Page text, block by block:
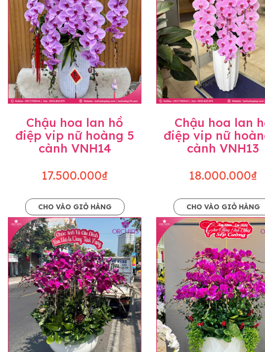
điệp đẹp và hoàn chỉnh sẽ được phối ghép từ nhiều cây hoa và
thực tế và trên hình. Cây hoa lan còn phụ thuộc theo mùa và điều
thay đổi về độ dầy hoa, thưa hoa và cách trang trí.
Orchids cam kết sản phẩm được thực hiện dựa trên mẫu đã chọn
kiểu chậu cũng như phụ kiện trang trí chúng tôi sẽ chủ động liên
giữ nguyên mức giá không thay đổi. Trường hợp không đủ thời
Chậu hoa lan hồ
điệp vip nữ hoàng 5
cành VNH14
17.500.000₫
CHO VÀO GIỎ HÀNG
Chậu hoa lan
điệp vip nữ
cành VNH13
18.000.000₫
CHO VÀO GIỎ HÀNG